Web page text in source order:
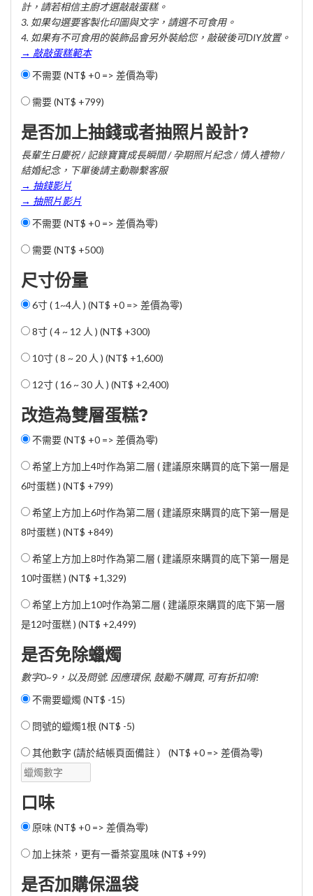
計，請若相信主廚才選敲敲蛋糕。
3. 如果勾選要客製化印圖與文字，請選不可食用。
4. 如果有不可食用的裝飾品會另外裝給您，敲破後可DIY放置。
→ 敲敲蛋糕範本
不需要 (NT$ +0 => 差價為零)
需要 (NT$ +799)
是否加上抽錢或者抽照片設計?
長輩生日慶祝 / 記錄寶寶成長瞬間 / 孕期照片紀念 / 情人禮物 /
結婚紀念，下單後請主動聯繫客服
→ 抽錢影片
→ 抽照片影片
不需要 (NT$ +0 => 差價為零)
需要 (NT$ +500)
尺寸份量
6寸 ( 1~4人 ) (NT$ +0 => 差價為零)
8寸 ( 4 ~ 12 人 ) (NT$ +300)
10寸 ( 8 ~ 20 人 ) (NT$ +1,600)
12寸 ( 16 ~ 30 人 ) (NT$ +2,400)
改造為雙層蛋糕?
不需要 (NT$ +0 => 差價為零)
希望上方加上4吋作為第二層 ( 建議原來購買的底下第一層是
6吋蛋糕 ) (NT$ +799)
希望上方加上6吋作為第二層 ( 建議原來購買的底下第一層是
8吋蛋糕 ) (NT$ +849)
希望上方加上8吋作為第二層 ( 建議原來購買的底下第一層是
10吋蛋糕 ) (NT$ +1,329)
希望上方加上10吋作為第二層 ( 建議原來購買的底下第一層
是12吋蛋糕 ) (NT$ +2,499)
是否免除蠟燭
數字0~9，以及問號. 因應環保, 鼓勵不購買, 可有折扣唷!
不需要蠟燭 (NT$ -15)
問號的蠟燭1根 (NT$ -5)
其他數字 (請於結帳頁面備註 ） (NT$ +0 => 差價為零)
口味
原味 (NT$ +0 => 差價為零)
加上抹茶，更有一番茶宴風味 (NT$ +99)
是否加購保溫袋